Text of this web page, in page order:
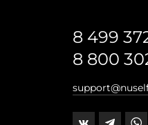
8 499
8 800